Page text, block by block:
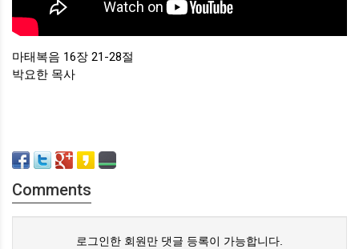
마태복음 16장 21-28절
박요한 목사
Comments
로그인한 회원만 댓글 등록이 가능합니다.